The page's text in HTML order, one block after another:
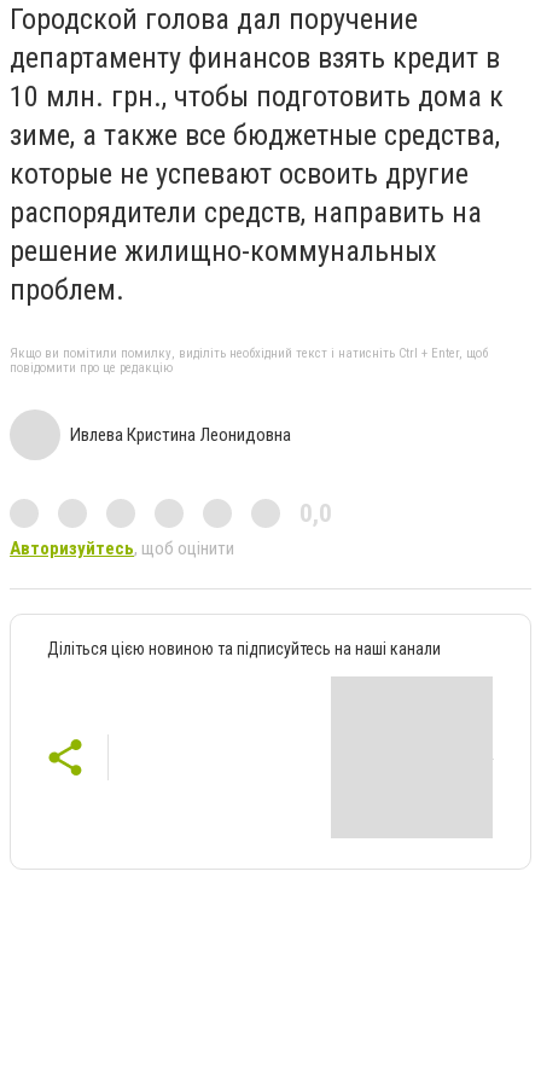
Городской голова дал поручение
департаменту финансов взять кредит в
10 млн. грн., чтобы подготовить дома к
зиме, а также все бюджетные средства,
которые не успевают освоить другие
распорядители средств, направить на
решение жилищно-коммунальных
проблем.
Якщо ви помітили помилку, виділіть необхідний текст і натисніть Ctrl + Enter, щоб
повідомити про це редакцію
Ивлева Кристина Леонидовна
0,0
Авторизуйтесь, щоб оцінити
Діліться цією новиною та підписуйтесь на наші канали